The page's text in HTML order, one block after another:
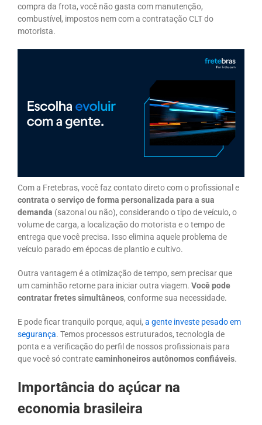
compra da frota, você não gasta com manutenção,
combustível, impostos nem com a contratação CLT do
motorista.
Com a Fretebras, você faz contato direto com o profissional e
contrata o serviço de forma personalizada para a sua
demanda (sazonal ou não), considerando o tipo de veículo, o
volume de carga, a localização do motorista e o tempo de
entrega que você precisa. Isso elimina aquele problema de
veículo parado em épocas de plantio e cultivo.
Outra vantagem é a otimização de tempo, sem precisar que
um caminhão retorne para iniciar outra viagem. Você pode
contratar fretes simultâneos, conforme sua necessidade.
E pode ficar tranquilo porque, aqui, a gente investe pesado em
segurança. Temos processos estruturados, tecnologia de
ponta e a verificação do perfil de nossos profissionais para
que você só contratecaminhoneiros autônomos confiáveis.
Importância do açúcar na
economia brasileira